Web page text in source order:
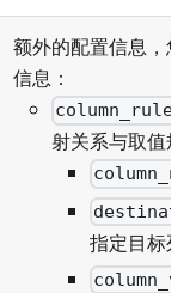
额外的配置信息，
信息：
column_rules
射关系与取值
指定目标